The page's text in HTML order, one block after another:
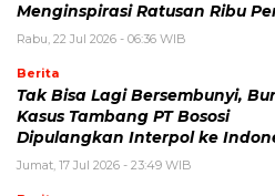
Menginspirasi Ratusan Ribu
Rabu, 22 Jul 2026 - 06:36 WIB
Berita
Tak Bisa Lagi Bersembunyi,
Kasus Tambang PT Bososi
Dipulangkan Interpol ke
Jumat, 17 Jul 2026 - 23:49 WIB